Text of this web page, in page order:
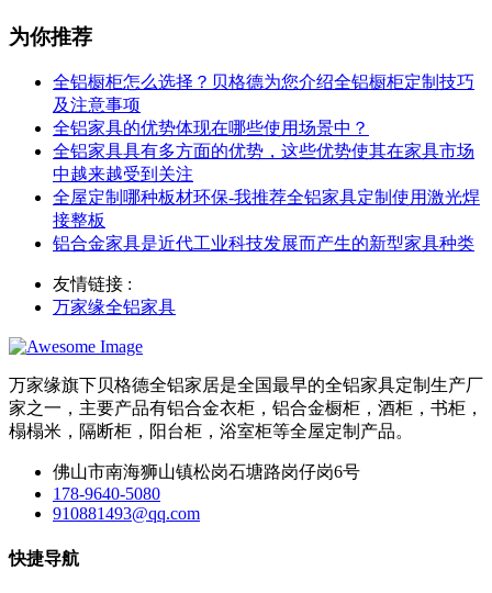
为你推荐
全铝橱柜怎么选择？贝格德为您介绍全铝橱柜定制技巧
及注意事项
全铝家具的优势体现在哪些使用场景中？
全铝家具具有多方面的优势，这些优势使其在家具市场
中越来越受到关注
全屋定制哪种板材环保-我推荐全铝家具定制使用激光焊
接整板
铝合金家具是近代工业科技发展而产生的新型家具种类
友情链接 :
万家缘全铝家具
万家缘旗下贝格德全铝家居是全国最早的全铝家具定制生产厂
家之一，主要产品有铝合金衣柜，铝合金橱柜，酒柜，书柜，
榻榻米，隔断柜，阳台柜，浴室柜等全屋定制产品。
佛山市南海狮山镇松岗石塘路岗仔岗6号
178-9640-5080
910881493@qq.com
快捷导航